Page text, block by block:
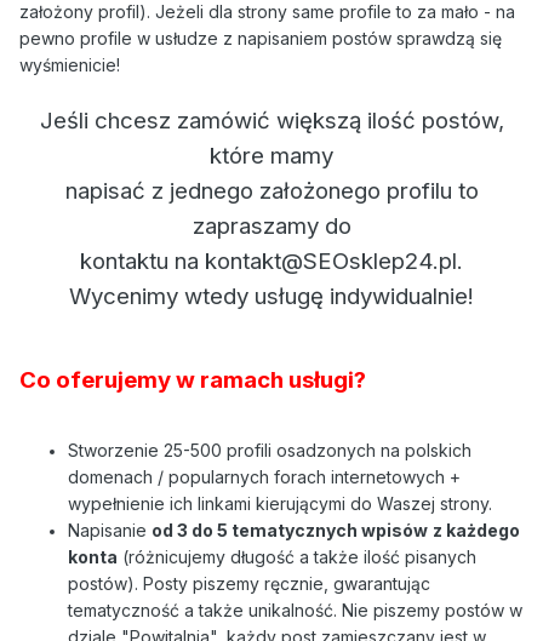
założony profil). Jeżeli dla strony same profile to za mało - na
pewno profile w usłudze z napisaniem postów sprawdzą się
wyśmienicie!
Jeśli chcesz zamówić większą ilość postów,
które mamy
napisać z jednego założonego profilu to
zapraszamy do
kontaktu na kontakt@SEOsklep24.pl.
Wycenimy wtedy usługę indywidualnie!
Co oferujemy w ramach usługi?
Stworzenie 25-500 profili osadzonych na polskich
domenach / popularnych forach internetowych +
wypełnienie ich linkami kierującymi do Waszej strony.
Napisanie od 3 do 5 tematycznych wpisów z każdego
konta (różnicujemy długość a także ilość pisanych
postów). Posty piszemy ręcznie, gwarantując
tematyczność a także unikalność. Nie piszemy postów w